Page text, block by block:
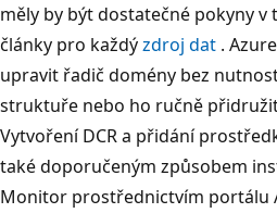
měly by být dostatečné pokyny
články pro každýzdroj dat .
upravit řadič domény bez
struktuře nebo ho ručně
Vytvoření DCR a přidání
také doporučeným způsobem
Monitor prostřednictvím portálu